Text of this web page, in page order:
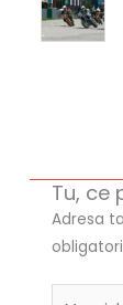
Tu, ce
Adresa